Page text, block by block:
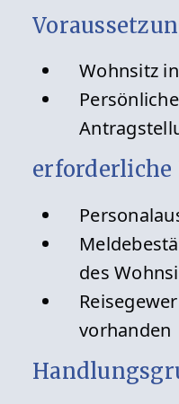
Wohnsitz
erforderliche
des
vorhanden